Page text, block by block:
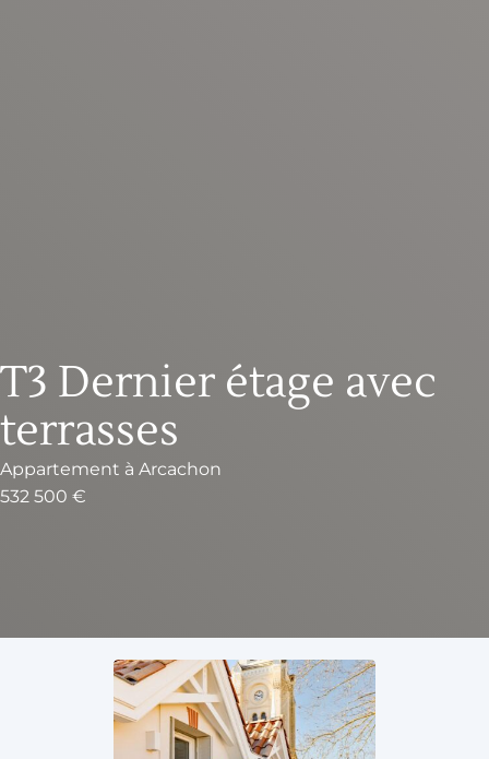
T3 Dernier étage avec
terrasses
Appartement à Arcachon
532 500 €